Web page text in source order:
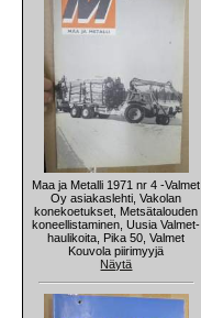
Maa ja Metalli 1971 nr 4 -Valmet
Oy asiakaslehti, Vakolan
konekoetukset, Metsätalouden
koneellistaminen, Uusia Valmet-
haulikoita, Pika 50, Valmet
Kouvola piirimyyjä
Näytä